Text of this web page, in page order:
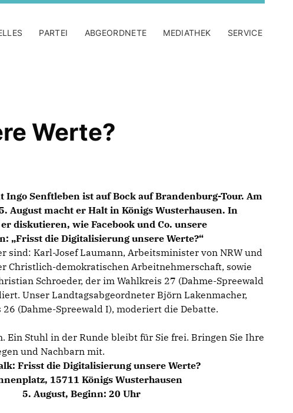
PARTEI ABGEORDNETE MEDIATHEK SERVICE
Werte?
Ingo Senftleben ist auf Bock auf Brandenburg-Tour. Am
August macht er Halt in Königs Wusterhausen. In
diskutieren, wie Facebook und Co. unsere
„Frisst die Digitalisierung unsere Werte?“
sind: Karl-Josef Laumann, Arbeitsminister von NRW und
Christlich-demokratischen Arbeitnehmerschaft, sowie
Schroeder, der im Wahlkreis 27 (Dahme-Spreewald
Unser Landtagsabgeordneter Björn Lakenmacher,
(Dahme-Spreewald I), moderiert die Debatte.
Ein Stuhl in der Runde bleibt für Sie frei. Bringen Sie Ihre
und Nachbarn mit.
Frisst die Digitalisierung unsere Werte?
15711 Königs Wusterhausen
5. August, Beginn: 20 Uhr